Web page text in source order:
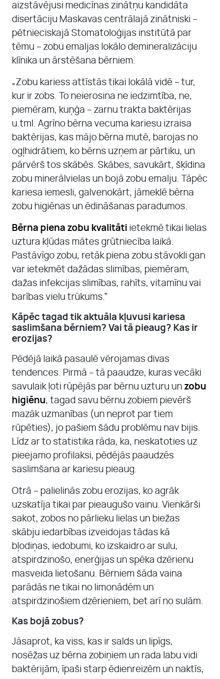
aizstāvējusi medicīnas zinātņu kandidāta
disertāciju Maskavas centrālajā zinātniski –
pētnieciskajā Stomatoloģijas institūtā par
tēmu – zobu emaljas lokālo demineralizāciju
klīnika un ārstēšana bērniem.
„Zobu kariess attīstās tikai lokālā vidē – tur,
kur ir zobs. To neierosina ne iedzimtība, ne,
piemēram, kuņģa – zarnu trakta baktērijas
u.tml. Agrīno bērna vecuma kariesu izraisa
baktērijas, kas mājo bērna mutē, barojas no
ogļhidrātiem, ko bērns uzņem ar pārtiku, un
pārvērš tos skābēs. Skābes, savukārt, šķīdina
zobu minerālvielas un bojā zobu emalju. Tāpēc
kariesa iemesli, galvenokārt, jāmeklē bērna
zobu higiēnas un ēdināšanas paradumos.
Bērna piena zobu kvalitāti ietekmē tikai lielas
uztura kļūdas mātes grūtniecība laikā.
Pastāvīgo zobu, retāk piena zobu stāvokli gan
var ietekmēt dažādas slimības, piemēram,
dažas infekcijas slimības, rahīts, vitamīnu vai
barības vielu trūkums.”
Kāpēc tagad tik aktuāla kļuvusi kariesa
saslimšana bērniem? Vai tā pieaug? Kas ir
erozijas?
Pēdējā laikā pasaulē vērojamas divas
tendences. Pirmā – tā paaudze, kuras vecāki
savulaik ļoti rūpējās par bērnu uzturu un zobu
higiēnu, tagad savu bērnu zobiem pievērš
mazāk uzmanības (un neprot par tiem
rūpēties), jo pašiem šādu problēmu nav bijis.
Līdz ar to statistika rāda, ka, neskatoties uz
pieejamo profilaksi, pēdējās paaudzēs
saslimšana ar kariesu pieaug.
Otrā – palielinās zobu erozijas, ko agrāk
uzskatīja tikai par pieaugušo vainu. Vienkārši
sakot, zobos no pārlieku lielas un biežas
skābju iedarbības izveidojas tādas kā
bļodiņas, iedobumi, ko izskaidro ar sulu,
atspirdzinošo, enerģijas un spēka dzērienu
masveida lietošanu. Bērniem šāda vaina
parādās ne tikai no limonādēm un
atspirdzinošiem dzērieniem, bet arī no sulām.
Kas bojā zobus?
Jāsaprot, ka viss, kas ir salds un lipīgs,
nosēžas uz bērna zobiņiem un rada labu vidi
baktērijām, īpaši starp ēdienreizēm un naktīs,